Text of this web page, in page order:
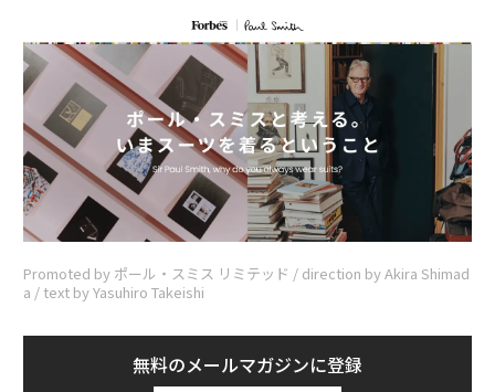
Promoted by ポール・スミス リミテッド / direction by Akira Shimad
a / text by Yasuhiro Takeishi
無料のメールマガジンに登録